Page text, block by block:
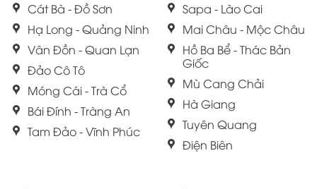
Cát Bà - Đồ Sơn
Hạ Long - Quảng Ninh
Vân Đồn - Quan Lạn
Đảo Cô Tô
Móng Cái - Trà Cổ
Bái Đính - Tràng An
Tam Đảo - Vĩnh Phúc
Sapa - Lào Cai
Mai Châu - Mộc Châu
Hồ Ba Bể - Thác Bản
Giốc
Mù Cang Chải
Hà Giang
Tuyên Quang
Điện Biên